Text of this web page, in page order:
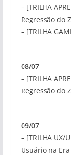
– [TRILHA
Regressão do
– [TRILHA
08/07
– [TRILHA
Regressão do
09/07
– [TRILHA UX/
Usuário na